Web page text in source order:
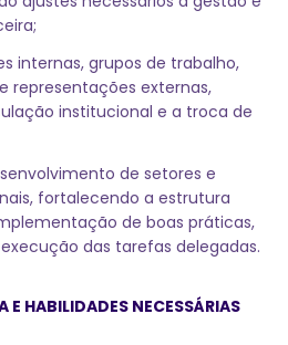
internas, grupos de trabalho,
representações externas,
institucional e a troca de
de setores e
fortalecendo a estrutura
de boas práticas,
das tarefas delegadas.
E HABILIDADES NECESSÁRIAS